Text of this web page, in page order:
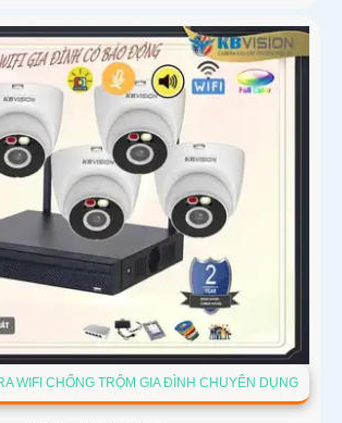
WIFI CHỐNG TRỘM GIA ĐÌNH CHUYÊN DỤNG